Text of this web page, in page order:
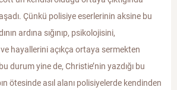
Çünkü polisiye eserlerinin aksine bu
ardına sığınıp, psikolojisini,
hayallerini açıkça ortaya sermekten
durum yine de, Christie’nin yazdığı bu
ötesinde asıl alanı polisiyelerde kendinden